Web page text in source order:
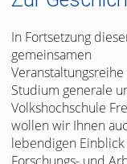
In Fortsetzung
gemeinsamen
Veranstaltungsreihe
Studium generale
Volkshochschule
wollen wir Ihnen
lebendigen